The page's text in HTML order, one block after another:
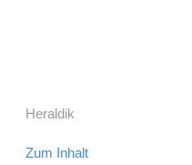
Heraldik
Zum Inhalt